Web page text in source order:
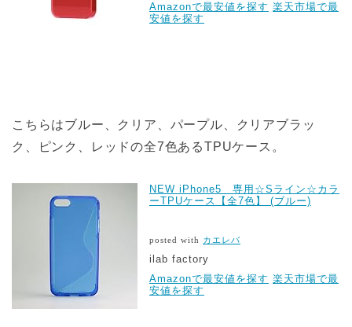
Amazonで最安値を探す 楽天市場で最
安値を探す
こちらはブルー、クリア、パープル、クリアブラッ
ク、ピンク、レッドの全7色あるTPUケース。
NEW iPhone5 専用☆Sライン☆カラ
ーTPUケース【全7色】 (ブルー)
posted with カエレバ
ilab factory
Amazonで最安値を探す 楽天市場で最
安値を探す